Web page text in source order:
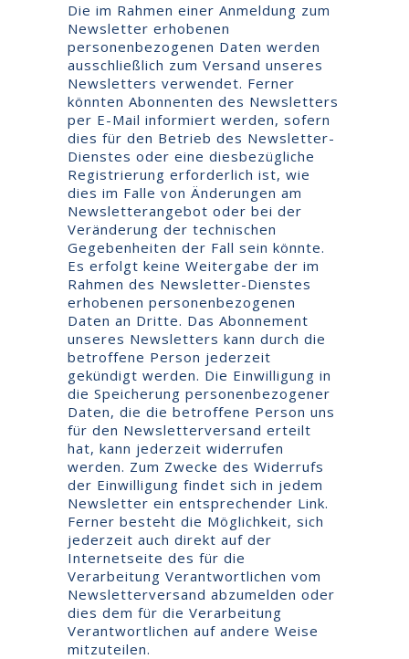
Die im Rahmen einer Anmeldung zum
Newsletter erhobenen
personenbezogenen Daten werden
ausschließlich zum Versand unseres
Newsletters verwendet. Ferner
könnten Abonnenten des Newsletters
per E-Mail informiert werden, sofern
dies für den Betrieb des Newsletter-
Dienstes oder eine diesbezügliche
Registrierung erforderlich ist, wie
dies im Falle von Änderungen am
Newsletterangebot oder bei der
Veränderung der technischen
Gegebenheiten der Fall sein könnte.
Es erfolgt keine Weitergabe der im
Rahmen des Newsletter-Dienstes
erhobenen personenbezogenen
Daten an Dritte. Das Abonnement
unseres Newsletters kann durch die
betroffene Person jederzeit
gekündigt werden. Die Einwilligung in
die Speicherung personenbezogener
Daten, die die betroffene Person uns
für den Newsletterversand erteilt
hat, kann jederzeit widerrufen
werden. Zum Zwecke des Widerrufs
der Einwilligung findet sich in jedem
Newsletter ein entsprechender Link.
Ferner besteht die Möglichkeit, sich
jederzeit auch direkt auf der
Internetseite des für die
Verarbeitung Verantwortlichen vom
Newsletterversand abzumelden oder
dies dem für die Verarbeitung
Verantwortlichen auf andere Weise
mitzuteilen.